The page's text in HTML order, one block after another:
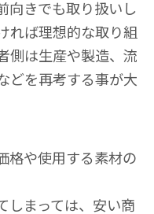
向きでも取り扱いし
れば理想的な取り組
側は生産や製造、流
どを再考する事が大
格や使用する素材の
しまっては、安い商